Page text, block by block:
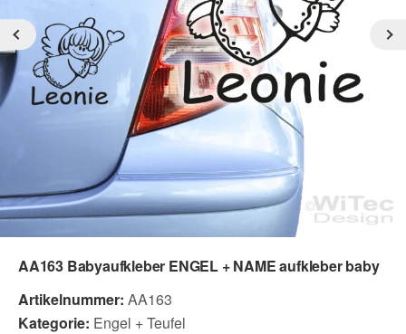
AA163 Babyaufkleber ENGEL + NAME aufkleber baby
Artikelnummer: AA163
Kategorie: Engel + Teufel